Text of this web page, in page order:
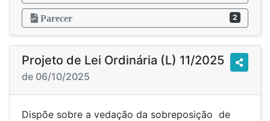
Parecer 2
Projeto de Lei Ordinária (L) 11/2025
de 06/10/2025
Dispõe sobre a vedação da sobreposição de